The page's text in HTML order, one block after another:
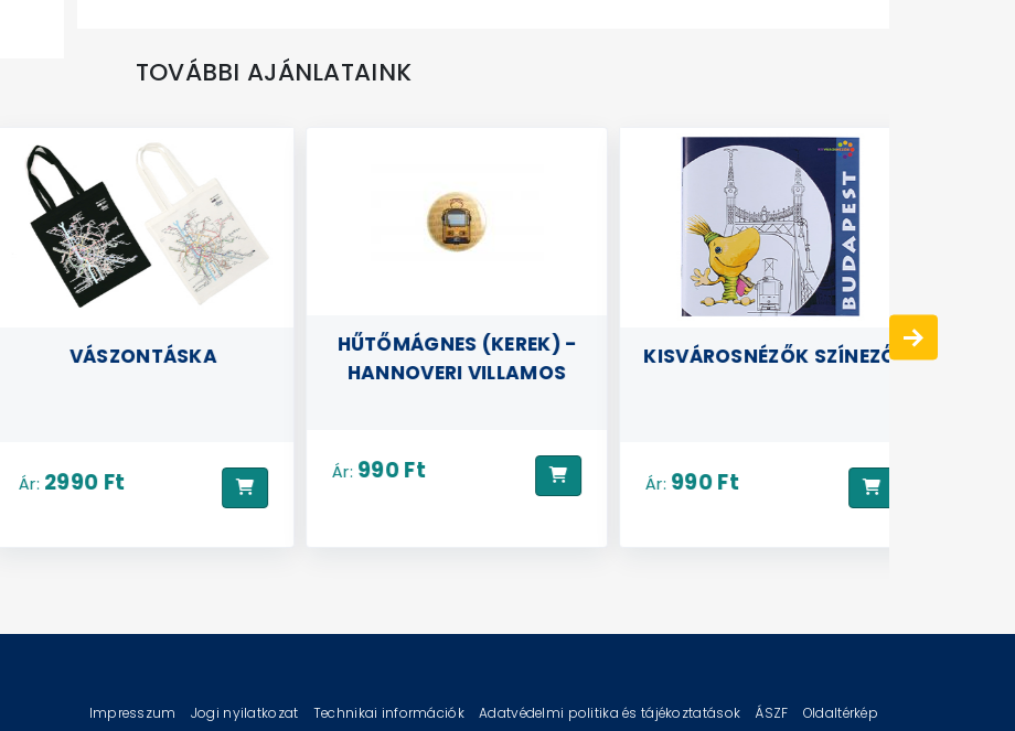
TOVÁBBI AJÁNLATAINK
VÁSZONTÁSKA
Ár:2990 Ft
HŰTŐMÁGNES (KEREK) -
HANNOVERI VILLAMOS
Ár:990 Ft
KISVÁROSNÉZŐK SZÍNEZŐ
Ár:990 Ft
Impresszum Jogi nyilatkozat Technikai információk Adatvédelmi politika és tájékoztatások ÁSZF Oldaltérkép